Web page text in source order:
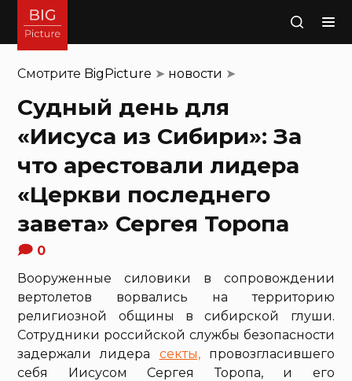
Поиск
Смотрите BigPicture ➤ новости ➤
Судный день для
«Иисуса из Сибири»: За
что арестовали лидера
«Церкви последнего
завета» Сергея Торопа
0
Вооруженные силовики в сопровождении
вертолетов ворвались на территорию
религиозной общины в сибирской глуши.
Сотрудники российской службы безопасности
задержали лидера секты,провозгласившего
себя Иисусом Сергея Торопа, и его